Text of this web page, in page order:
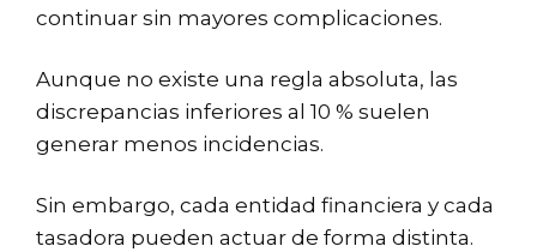
continuar sin mayores complicaciones.
Aunque no existe una regla absoluta, las
discrepancias inferiores al 10 % suelen
generar menos incidencias.
Sin embargo, cada entidad financiera y cada
tasadora pueden actuar de forma distinta.